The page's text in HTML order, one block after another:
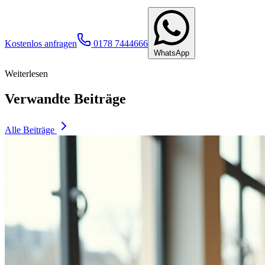
Kostenlos anfragen 0178 7444666
WhatsApp
Weiterlesen
Verwandte Beiträge
Alle Beiträge